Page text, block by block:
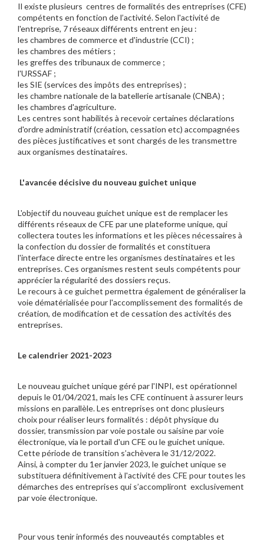
Il existe plusieurs centres de formalités des entreprises (CFE)
compétents en fonction de l’activité. Selon l'activité de
l'entreprise, 7 réseaux différents entrent en jeu :
les chambres de commerce et d'industrie (CCI) ;
les chambres des métiers ;
les greffes des tribunaux de commerce ;
l'URSSAF ;
les SIE (services des impôts des entreprises) ;
les chambre nationale de la batellerie artisanale (CNBA) ;
les chambres d'agriculture.
Les centres sont habilités à recevoir certaines déclarations
d'ordre administratif (création, cessation etc) accompagnées
des pièces justificatives et sont chargés de les transmettre
aux organismes destinataires.
L'avancée décisive du nouveau guichet unique
L'objectif du nouveau guichet unique est de remplacer les
différents réseaux de CFE par une plateforme unique, qui
collectera toutes les informations et les pièces nécessaires à
la confection du dossier de formalités et constituera
l'interface directe entre les organismes destinataires et les
entreprises. Ces organismes restent seuls compétents pour
apprécier la régularité des dossiers reçus.
Le recours à ce guichet permettra également de généraliser la
voie dématérialisée pour l'accomplissement des formalités de
création, de modification et de cessation des activités des
entreprises.
Le calendrier 2021-2023
Le nouveau guichet unique géré par l'INPI, est opérationnel
depuis le 01/04/2021, mais les CFE continuent à assurer leurs
missions en parallèle. Les entreprises ont donc plusieurs
choix pour réaliser leurs formalités : dépôt physique du
dossier, transmission par voie postale ou saisine par voie
électronique, via le portail d'un CFE ou le guichet unique.
Cette période de transition s’achèvera le 31/12/2022.
Ainsi, à compter du 1er janvier 2023, le guichet unique se
substituera définitivement à l'activité des CFE pour toutes les
démarches des entreprises qui s’accompliront exclusivement
par voie électronique.
Pour vous tenir informés des nouveautés comptables et